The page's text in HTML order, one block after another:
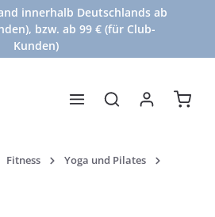
innerhalb Deutschlands ab
bzw. ab 99 € (für Club-
Kunden)
Fitness
Yoga und Pilates